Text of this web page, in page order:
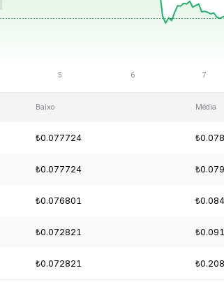
Baixo Média
₺0.077724
₺0.077724
₺0.076801
₺0.072821
₺0.072821